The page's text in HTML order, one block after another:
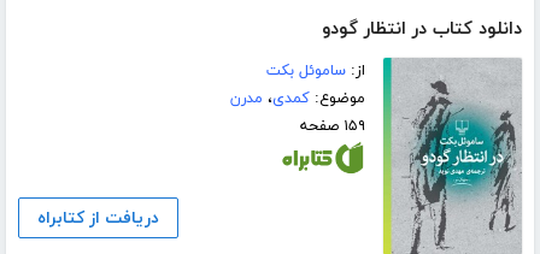
دانلود کتاب در انتظار گودو
از:ساموئل بکت
موضوع:کمدی، مدرن
۱۵۹ صفحه
دریافت از کتابراه